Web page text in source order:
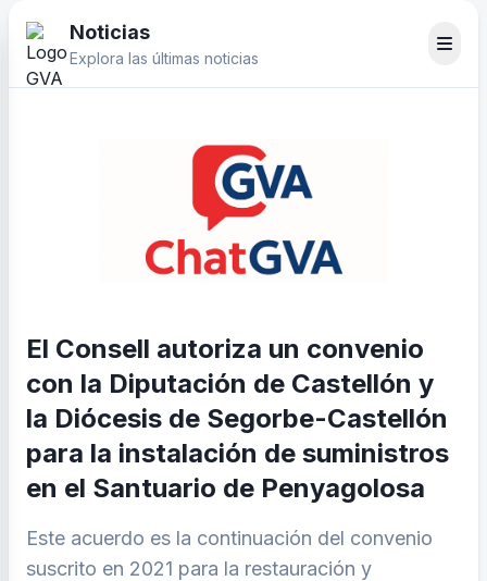
Noticias
Explora las últimas noticias
El Consell autoriza un convenio
con la Diputación de Castellón y
la Diócesis de Segorbe-Castellón
para la instalación de suministros
en el Santuario de Penyagolosa
Este acuerdo es la continuación del convenio
suscrito en 2021 para la restauración y